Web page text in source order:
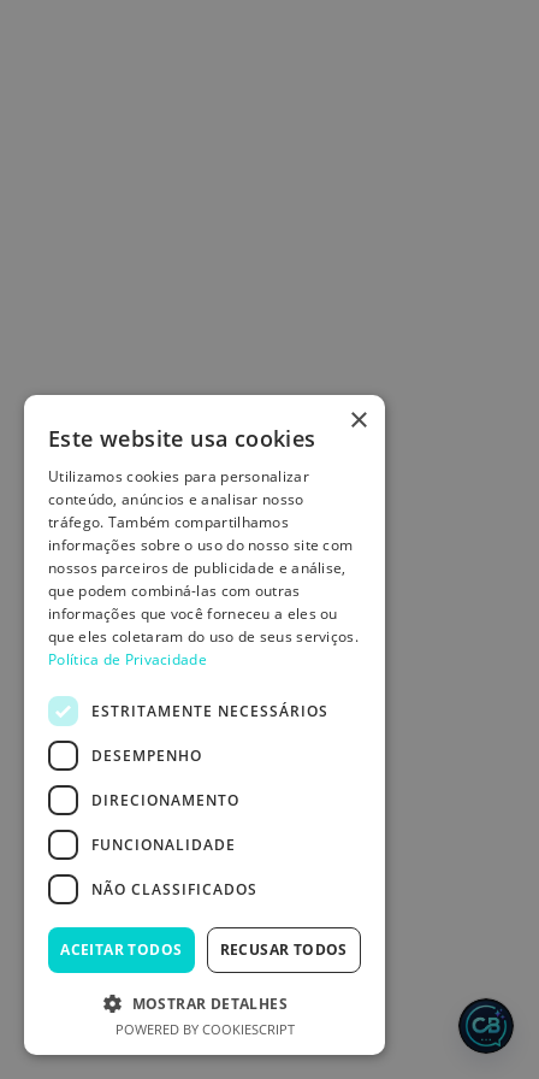
×
Este website usa cookies
Utilizamos cookies para personalizar
conteúdo, anúncios e analisar nosso
tráfego. Também compartilhamos
informações sobre o uso do nosso site com
nossos parceiros de publicidade e análise,
que podem combiná-las com outras
informações que você forneceu a eles ou
que eles coletaram do uso de seus serviços.
Política de Privacidade
ESTRITAMENTE NECESSÁRIOS
DESEMPENHO
DIRECIONAMENTO
FUNCIONALIDADE
NÃO CLASSIFICADOS
ACEITAR TODOS RECUSAR TODOS
MOSTRAR DETALHES
POWERED BY COOKIESCRIPT